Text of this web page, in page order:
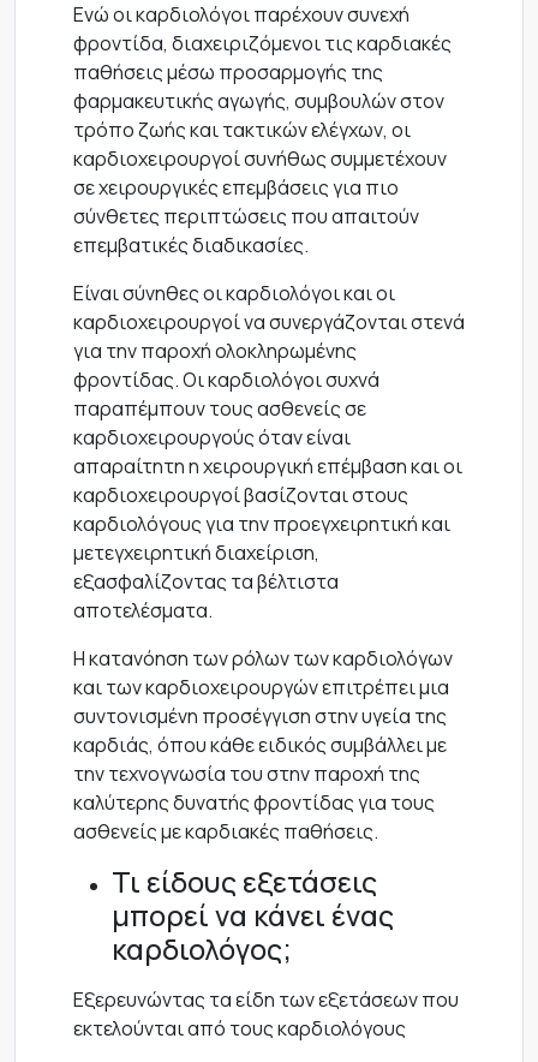
Ενώ οι καρδιολόγοι παρέχουν συνεχή
φροντίδα, διαχειριζόμενοι τις καρδιακές
παθήσεις μέσω προσαρμογής της
φαρμακευτικής αγωγής, συμβουλών στον
τρόπο ζωής και τακτικών ελέγχων, οι
καρδιοχειρουργοί συνήθως συμμετέχουν
σε χειρουργικές επεμβάσεις για πιο
σύνθετες περιπτώσεις που απαιτούν
επεμβατικές διαδικασίες.
Είναι σύνηθες οι καρδιολόγοι και οι
καρδιοχειρουργοί να συνεργάζονται στενά
για την παροχή ολοκληρωμένης
φροντίδας. Οι καρδιολόγοι συχνά
παραπέμπουν τους ασθενείς σε
καρδιοχειρουργούς όταν είναι
απαραίτητη η χειρουργική επέμβαση και οι
καρδιοχειρουργοί βασίζονται στους
καρδιολόγους για την προεγχειρητική και
μετεγχειρητική διαχείριση,
εξασφαλίζοντας τα βέλτιστα
αποτελέσματα.
Η κατανόηση των ρόλων των καρδιολόγων
και των καρδιοχειρουργών επιτρέπει μια
συντονισμένη προσέγγιση στην υγεία της
καρδιάς, όπου κάθε ειδικός συμβάλλει με
την τεχνογνωσία του στην παροχή της
καλύτερης δυνατής φροντίδας για τους
ασθενείς με καρδιακές παθήσεις.
Τι είδους εξετάσεις
μπορεί να κάνει ένας
καρδιολόγος;
Εξερευνώντας τα είδη των εξετάσεων που
εκτελούνται από τους καρδιολόγους